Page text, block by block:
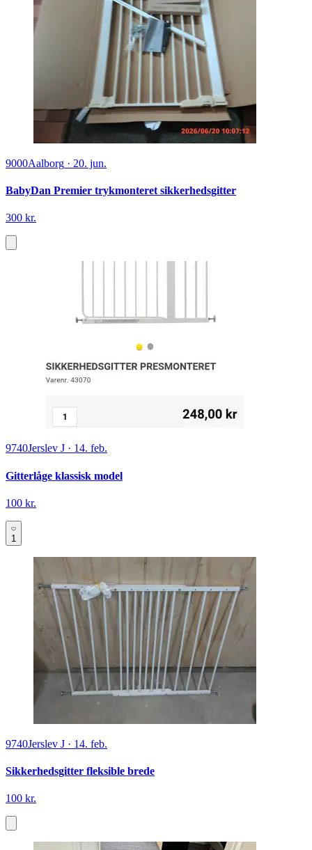
9000Aalborg · 20. jun.
BabyDan Premier trykmonteret sikkerhedsgitter
300 kr.
9740Jerslev J · 14. feb.
Gitterlåge klassisk model
100 kr.
1
9740Jerslev J · 14. feb.
Sikkerhedsgitter fleksible brede
100 kr.